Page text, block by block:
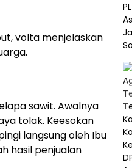
volta menjelaskan
sawit. Awalnya
tolak. Keesokan
langsung oleh Ibu
hasil penjualan